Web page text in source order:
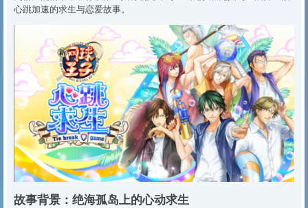
心跳加速的求生与恋爱故事。
故事背景：绝海孤岛上的心动求生